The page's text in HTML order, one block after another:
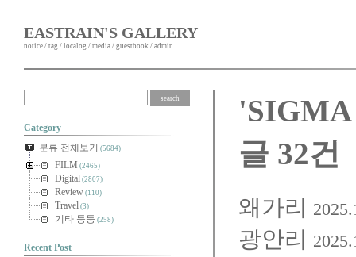
EASTRAIN'S GALLERY
notice / tag / localog / media / guestbook / admin
Category
분류 전체보기 (5684)
FILM (2465)
Digital (2807)
Review (110)
Travel (3)
기타 등등 (258)
Recent Post
'SIGMA
글 32건
왜가리
광안리